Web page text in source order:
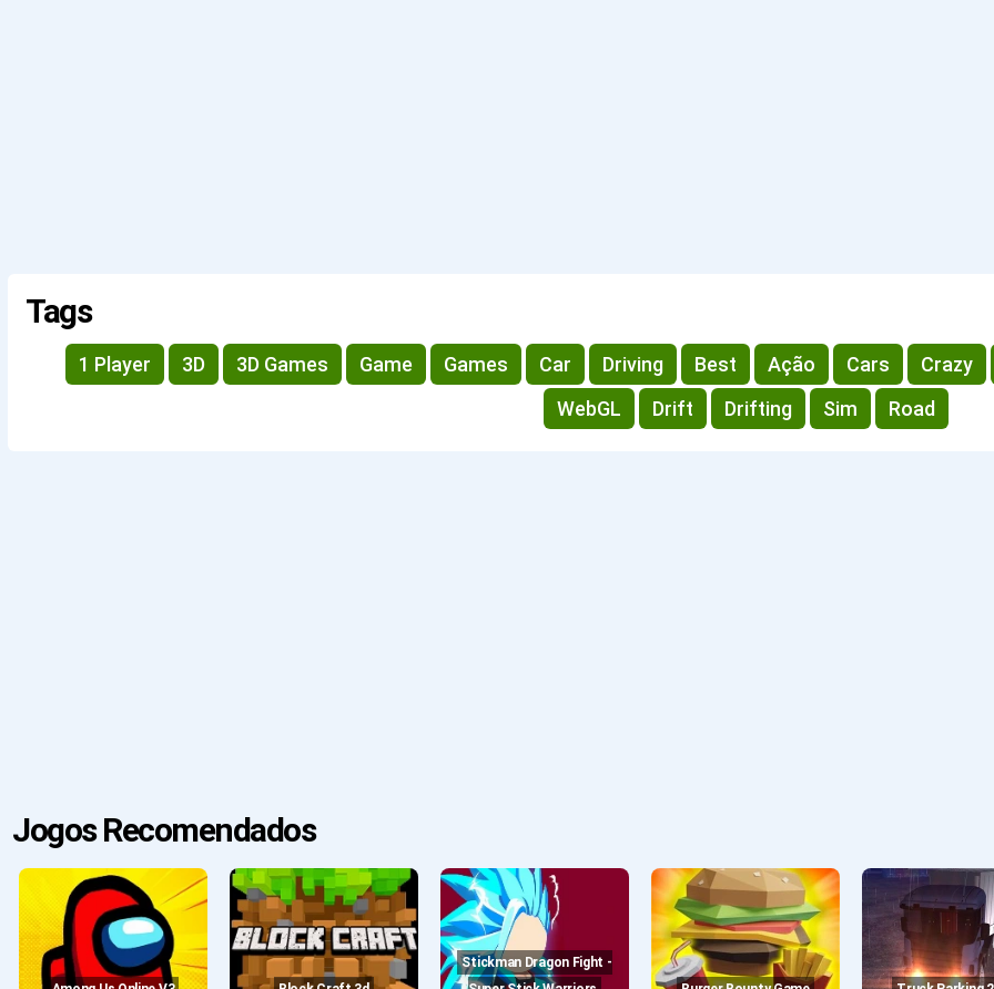
Tags
1 Player 3D 3D Games Game Games Car Driving Best Ação Cars Crazy
WebGL
Drift Drifting Sim Road
Jogos Recomendados
Stickman Dragon Fight -